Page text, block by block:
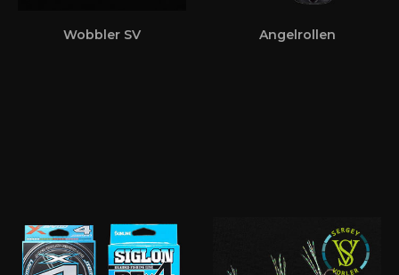
Wobbler SV Angelrollen